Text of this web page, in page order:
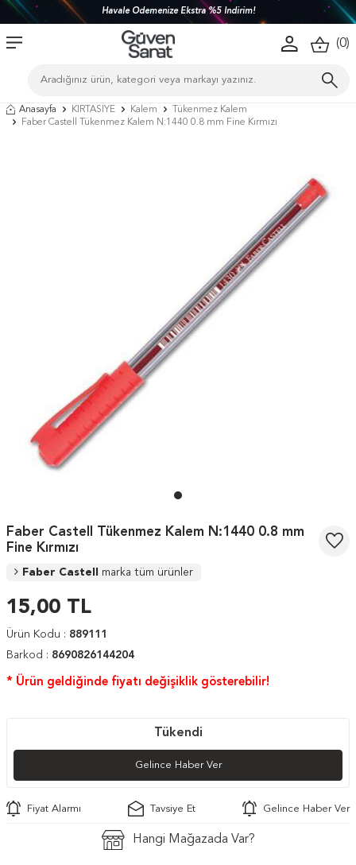
Havale Ödemenize Ekstra %5 İndirim!
(0)
Anasayfa KIRTASİYE Kalem
Tükenmez Kalem
Faber Castell Tükenmez Kalem N:1440 0.8 mm Fine Kırmızı
Faber Castell Tükenmez Kalem N:1440 0.8 mm
Fine Kırmızı
Faber Castell marka tüm ürünler
15,00 TL
Ürün Kodu : 889111
Barkod : 8690826144204
* Ürün geldiğinde fiyatı değişiklik gösterebilir!
Tükendi
Gelince Haber Ver
Fiyat Alarmı Tavsiye Et Gelince Haber Ver
Hangi Mağazada Var?